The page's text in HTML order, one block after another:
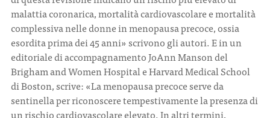
malattia coronarica, mortalità cardiovascolare e mortalità
complessiva nelle donne in menopausa precoce, ossia
esordita prima dei 45 anni» scrivono gli autori. E in un
editoriale di accompagnamento JoAnn Manson del
Brigham and Women Hospital e Harvard Medical School
di Boston, scrive: «La menopausa precoce serve da
sentinella per riconoscere tempestivamente la presenza di
un rischio cardiovascolare elevato. In altri termini,